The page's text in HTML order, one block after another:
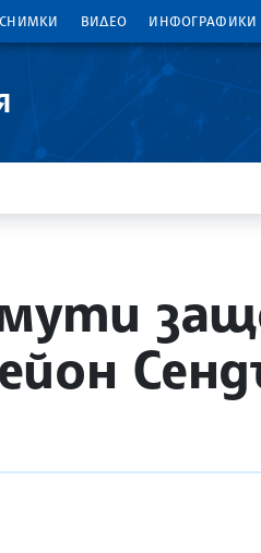
СНИМКИ ВИДЕО ИНФОГРАФИКИ